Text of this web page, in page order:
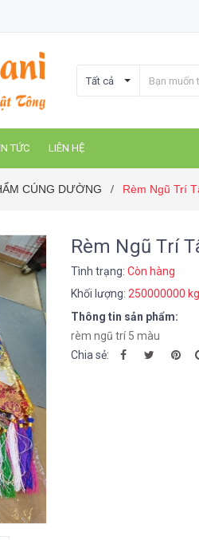
Tất cả
TỨC LIÊN HỆ
CÚNG DƯỜNG / Rèm Ngũ Trí
Rèm Ngũ Trí
Tình trạng: Còn hàng
Khối lượng: 250000000 kg
Thông tin sản phẩm:
rèm ngũ trí 5 màu
Chia sẻ: